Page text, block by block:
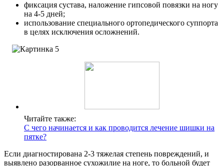
фиксация сустава, наложение гипсовой повязки на ногу
на 4-5 дней;
использование специального ортопедического суппорта
в целях исключения осложнений.
Читайте также:
С чего начинается и как проводится лечение шишки на
пятке?
Если диагностирована 2-3 тяжелая степень повреждений, и
выявлено разорванное сухожилие на ноге, то больной будет